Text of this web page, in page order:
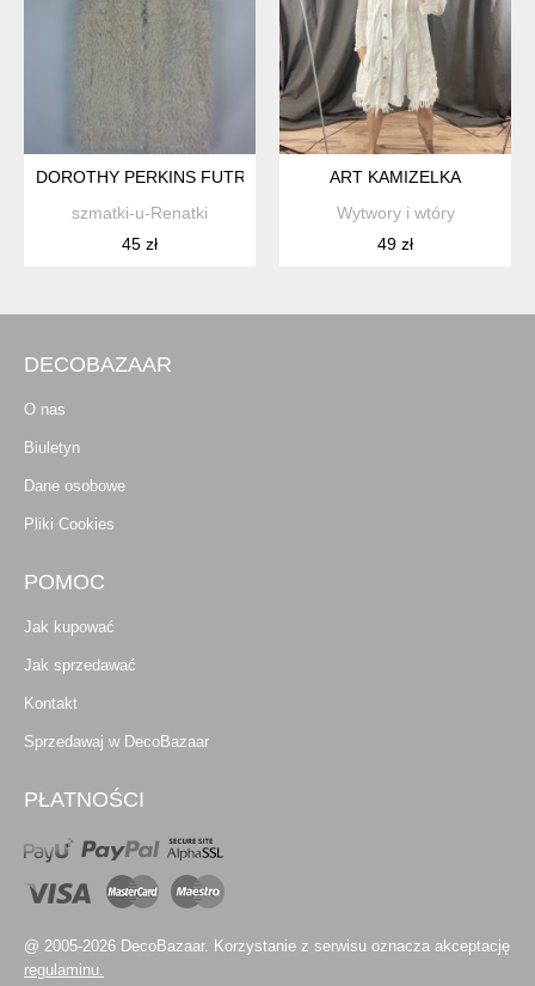
DOROTHY PERKINS FUTRZANY BEZRĘKAWNIK ECRU / S
szmatki-u-Renatki
45 zł
ART KAMIZELKA
Wytwory i wtóry
49 zł
DECOBAZAAR
O nas
Biuletyn
Dane osobowe
Pliki Cookies
POMOC
Jak kupować
Jak sprzedawać
Kontakt
Sprzedawaj w DecoBazaar
PŁATNOŚCI
@ 2005-2026 DecoBazaar. Korzystanie z serwisu oznacza akceptację
regulaminu.